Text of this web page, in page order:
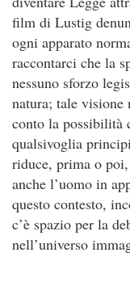
film di Lustig
ogni apparato
raccontarci che la
nessuno sforzo
natura; tale visione
conto la possibilità
qualsivoglia
riduce, prima o
anche l’uomo in
questo contesto,
c’è spazio per la
nell’universo